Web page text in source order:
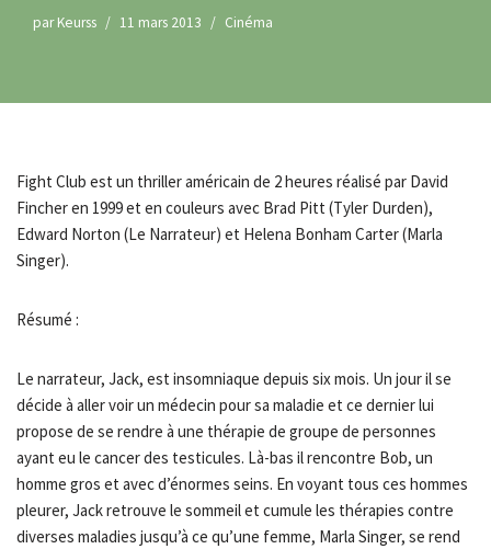
parKeurss 11 mars 2013 Cinéma
Fight Club est un thriller américain de 2 heures réalisé par David
Fincher en 1999 et en couleurs avec Brad Pitt (Tyler Durden),
Edward Norton (Le Narrateur) et Helena Bonham Carter (Marla
Singer).
Résumé :
Le narrateur, Jack, est insomniaque depuis six mois. Un jour il se
décide à aller voir un médecin pour sa maladie et ce dernier lui
propose de se rendre à une thérapie de groupe de personnes
ayant eu le cancer des testicules. Là-bas il rencontre Bob, un
homme gros et avec d’énormes seins. En voyant tous ces hommes
pleurer, Jack retrouve le sommeil et cumule les thérapies contre
diverses maladies jusqu’à ce qu’une femme, Marla Singer, se rend